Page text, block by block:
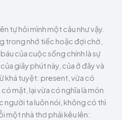
tự hỏi mình một câu như vậy.
trong nhớ tiếc hoặc đợi chờ,
của cuộc sống chính là sự
giây phút này, của ở đây và
khá tuyệt: present, vừa có
mặt, lại vừa có nghĩa là món
người ta luôn nói, không có thì
một nhà thơ phải kêu lên: